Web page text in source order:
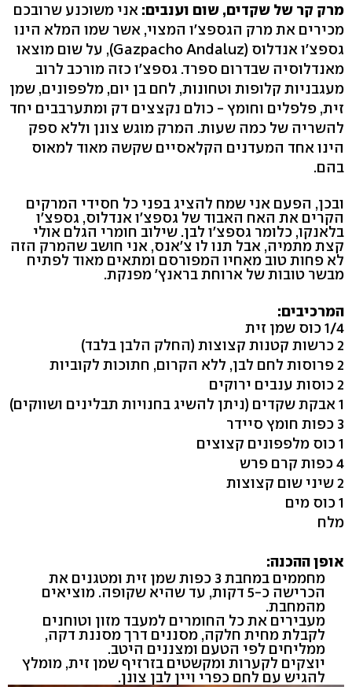
מרק קר של שקדים, שום וענבים: אני משוכנע שרובכם
מכירים את מרק הגספצ'ו המצוי, אשר שמו המלא הינו
גספצ'ו אנדלוס (Gazpacho Andaluz), על שום מוצאו
מאנדלוסיה שבדרום ספרד. גספצ'ו כזה מורכב לרוב
מעגבניות קלופות וטחונות, לחם בן יום, מלפפונים, שמן
זית, פלפלים וחומץ - כולם נקצצים דק ומתערבבים יחד
להשריה של כמה שעות. המרק מוגש צונן וללא ספק
הינו אחד המעדנים הקלאסיים שקשה מאוד למאוס
בהם.
ובכן, הפעם אני שמח להציג בפני כל חסידי המרקים
הקרים את האח האבוד של גספצ'ו אנדלוס, גספצ'ו
בלאנקו, כלומר גספצ'ו לבן. שילוב חומרי הגלם אולי
קצת מתמיה, אבל תנו לו צ'אנס, אני חושב שהמרק הזה
לא פחות טוב מאחיו המפורסם ומתאים מאוד לפתיח
מבשר טובות של ארוחת בראנץ' מפנקת.
המרכיבים:
1/4 כוס שמן זית
2 כרשות קטנות קצוצות (החלק הלבן בלבד)
2 פרוסות לחם לבן, ללא הקרום, חתוכות לקוביות
2 כוסות ענבים ירוקים
1 אבקת שקדים (ניתן להשיג בחנויות תבלינים ושווקים)
3 כפות חומץ סיידר
1 כוס מלפפונים קצוצים
4 כפות קרם פרש
2 שיני שום קצוצות
1 כוס מים
מלח
אופן ההכנה:
מחממים במחבת 3 כפות שמן זית ומטגנים את
הכרישה כ-5 דקות, עד שהיא שקופה. מוציאים
מהמחבת.
מעבירים את כל החומרים למעבד מזון וטוחנים
לקבלת מחית חלקה, מסננים דרך מסננת דקה,
ממליחים לפי הטעם ומצננים היטב.
יוצקים לקערות ומקשטים בזרזיף שמן זית, מומלץ
להגיש עם לחם כפרי ויין לבן צונן.